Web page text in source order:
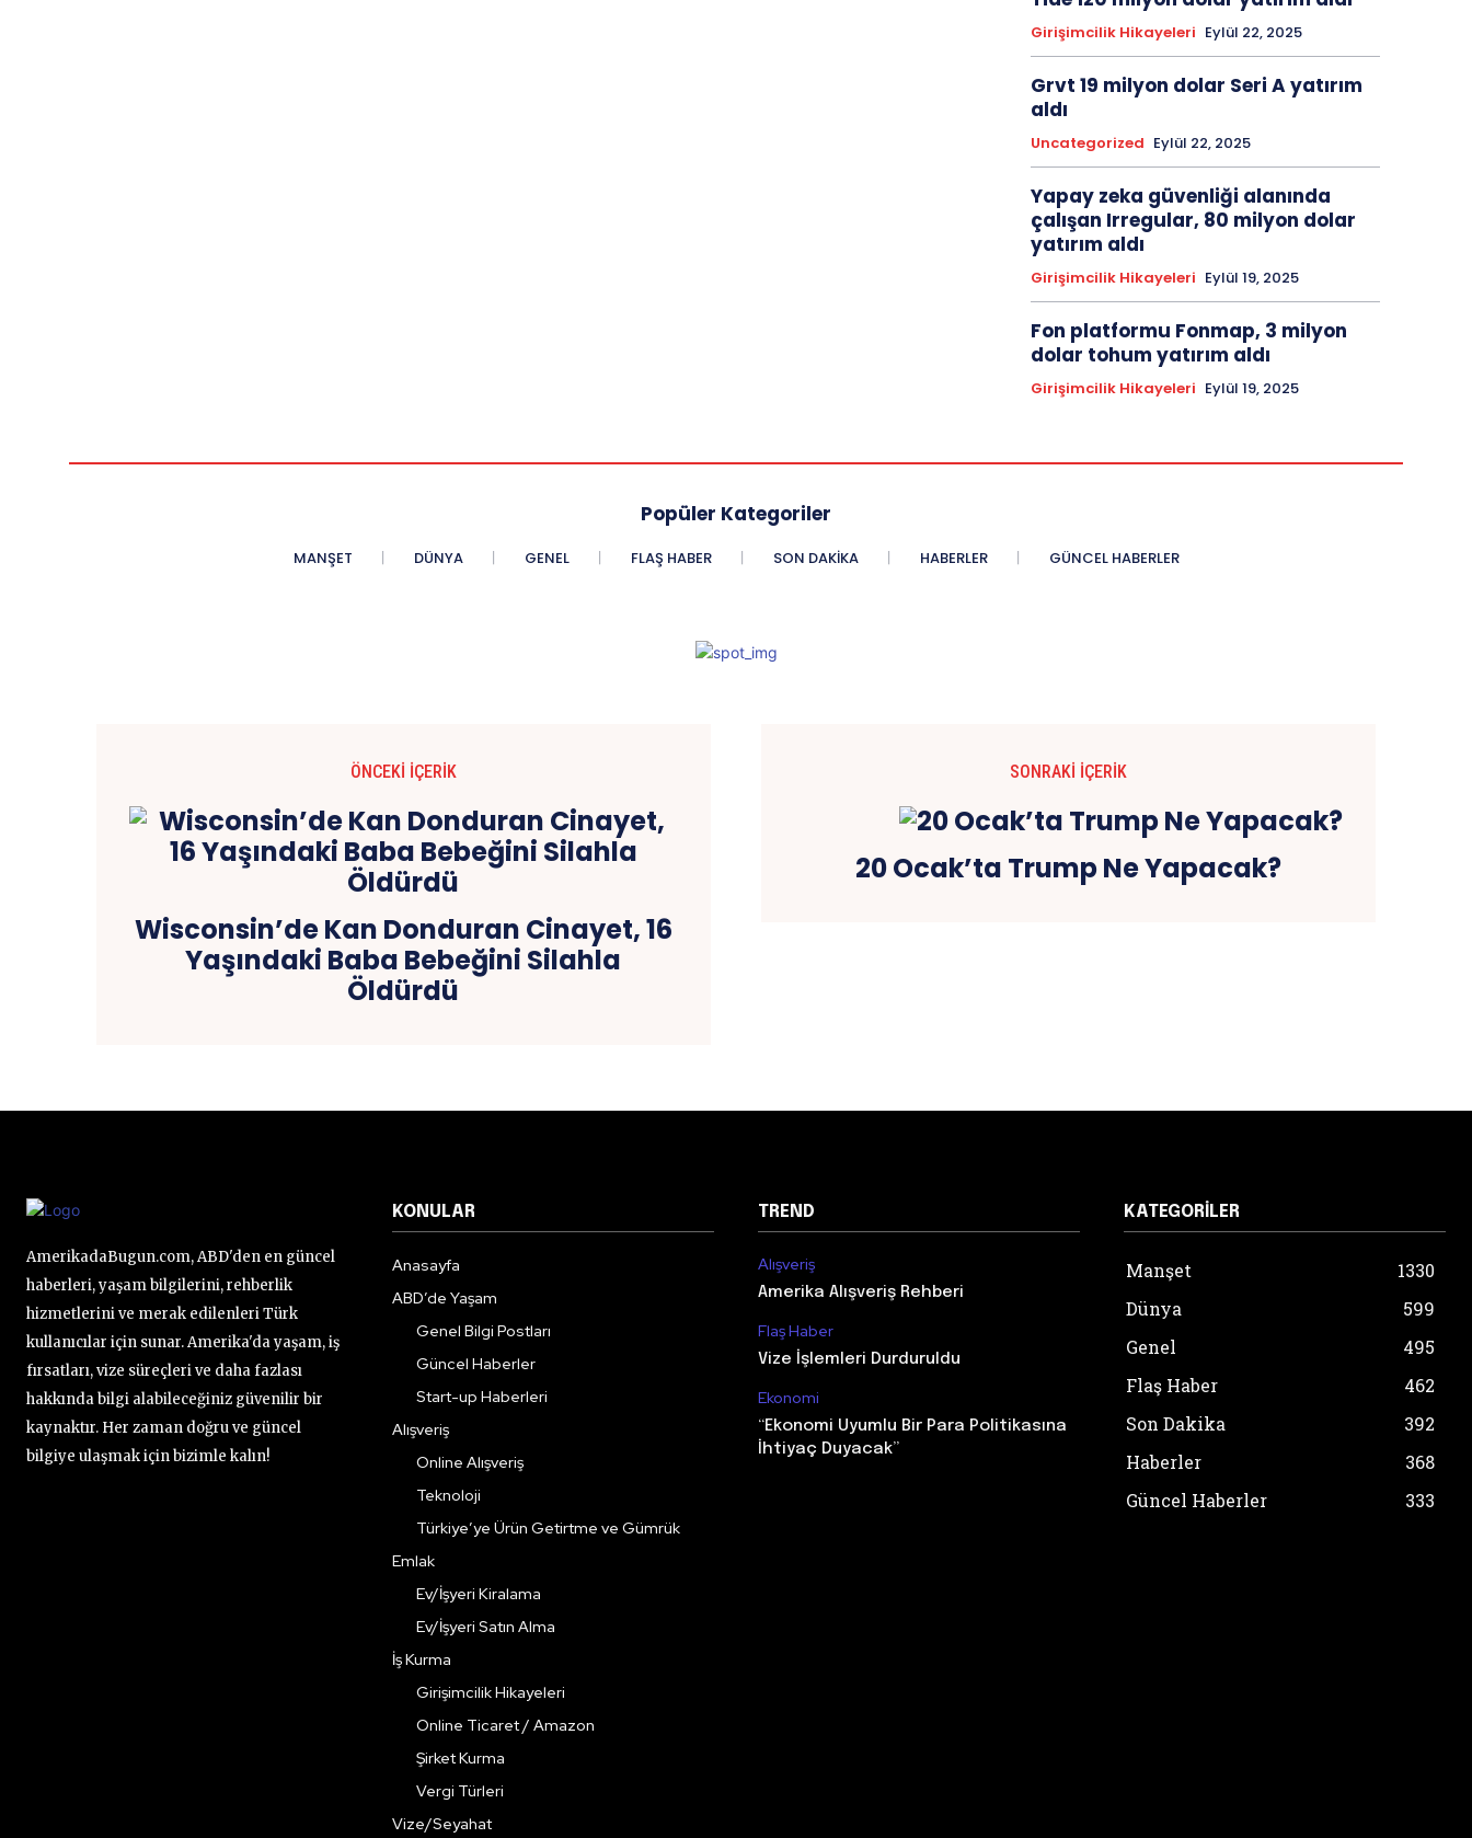
Girişimcilik Hikayeleri Eylül 22, 2025
Grvt 19 milyon dolar Seri A yatırım
aldı
Uncategorized Eylül 22, 2025
Yapay zeka güvenliği alanında
çalışan Irregular, 80 milyon dolar
yatırım aldı
Girişimcilik Hikayeleri Eylül 19, 2025
Fon platformu Fonmap, 3 milyon
dolar tohum yatırım aldı
Girişimcilik Hikayeleri Eylül 19, 2025
Popüler Kategoriler
MANŞET DÜNYA GENEL FLAŞ HABER SON DAKIKA HABERLER GÜNCEL HABERLER
ÖNCEKI İÇERIK
Wisconsin’de Kan Donduran Cinayet, 16
Yaşındaki Baba Bebeğini Silahla
Öldürdü
SONRAKI İÇERIK
20 Ocak’ta Trump Ne Yapacak?
AmerikadaBugun.com, ABD'den en güncel
haberleri, yaşam bilgilerini, rehberlik
hizmetlerini ve merak edilenleri Türk
kullanıcılar için sunar. Amerika'da yaşam, iş
fırsatları, vize süreçleri ve daha fazlası
hakkında bilgi alabileceğiniz güvenilir bir
kaynaktır. Her zaman doğru ve güncel
bilgiye ulaşmak için bizimle kalın!
KONULAR
Anasayfa
ABD’de Yaşam
Genel Bilgi Postları
Güncel Haberler
Start-up Haberleri
Alışveriş
Online Alışveriş
Teknoloji
Türkiye’ye Ürün Getirtme ve Gümrük
Emlak
Ev/İşyeri Kiralama
Ev/İşyeri Satın Alma
İş Kurma
Girişimcilik Hikayeleri
Online Ticaret / Amazon
Şirket Kurma
Vergi Türleri
Vize/Seyahat
TREND
Alışveriş
Amerika Alışveriş Rehberi
Flaş Haber
Vize İşlemleri Durduruldu
Ekonomi
“Ekonomi Uyumlu Bir Para Politikasına
İhtiyaç Duyacak”
KATEGORILER
Manşet
1330
Dünya
599
Genel
495
Flaş Haber
462
Son Dakika
392
Haberler
368
Güncel Haberler
333